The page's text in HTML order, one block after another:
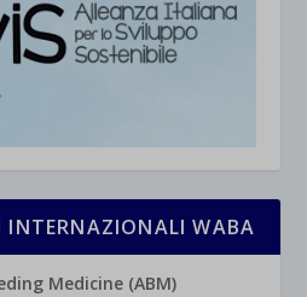
INTERNAZIONALI WABA
Medicine (ABM)